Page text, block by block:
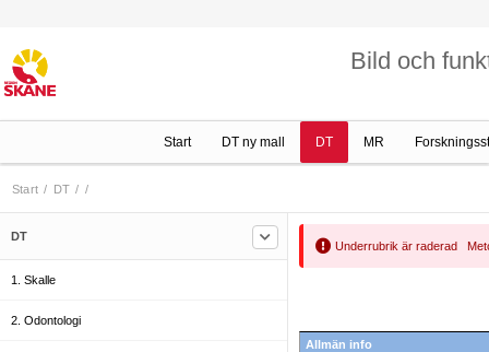
Bild och
Start DT ny mall DT MR
Start / DT / /
DT
1. Skalle
2. Odontologi
Underrubrik är raderad
Allmän info